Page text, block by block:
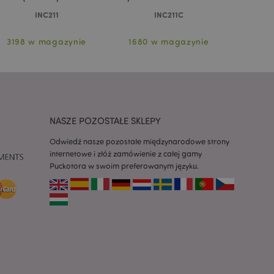
INC211
3198 w magazynie
INC211C
1680 w magazynie
NASZE POZOSTAŁE SKLEPY
Odwiedź nasze pozostałe międzynarodowe strony
internetowe i złóż zamówienie z całej gamy
Puckotora w swoim preferowanym języku.
aplikacje oparte
użytkownika.
losowo,
treści w
się
produktów
w celu